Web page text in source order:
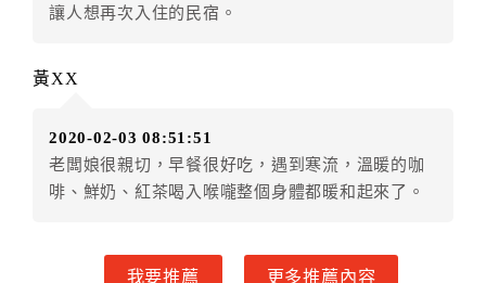
得辦理取消退款。
訂房者應補足差額。 限原訂飯店
六、取消訂單
訂房者因故取消訂單辦理退款，依下列標準申辦：
◎住房日1天前辦理者，訂單費用扣除總計90%為手續費
讓人想再次入住的民宿。
黃XX
2020-02-03 08:51:51
老闆娘很親切，早餐很好吃，遇到寒流，溫暖的咖
啡、鮮奶、紅茶喝入喉嚨整個身體都暖和起來了。
我要推薦 更多推薦內容